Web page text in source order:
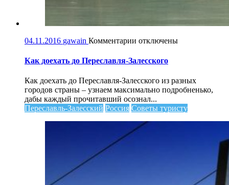
04.11.2016 gawain Комментарии к
Как
Переславля-
Залесского
отключены
Как доехать до Переславля-Залесского
Как доехать до Переславля-Залесского из разных
городов страны – узнаем максимально подробненько,
дабы каждый прочитавший осознал...
Переславль-Залесский Россия Советы туристу